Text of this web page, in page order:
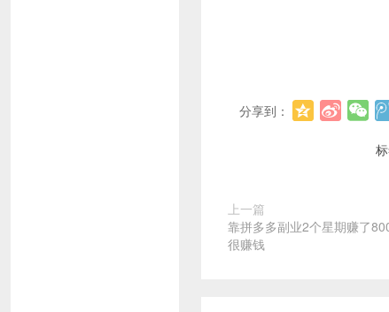
分享到：
上一篇
靠拼多多副业2个星期赚了
很赚钱